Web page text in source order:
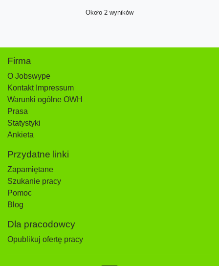
Około 2 wyników
Firma
O Jobswype
Kontakt Impressum
Warunki ogólne OWH
Prasa
Statystyki
Ankieta
Przydatne linki
Zapamiętane
Szukanie pracy
Pomoc
Blog
Dla pracodowcy
Opublikuj ofertę pracy